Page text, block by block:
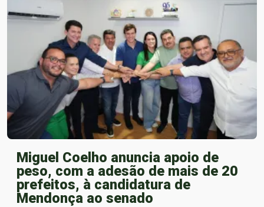
Miguel Coelho anuncia apoio de
peso, com a adesão de mais de 20
prefeitos, à candidatura de
Mendonça ao senado